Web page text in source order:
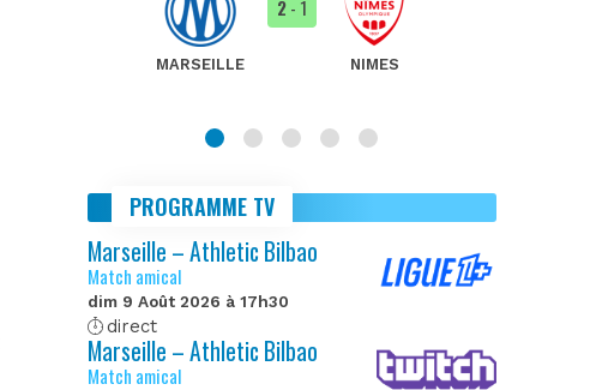
MARSEILLE
2- 1
NIMES
PROGRAMME TV
Marseille – Athletic Bilbao
Match amical
dim 9 Août 2026 à 17h30
direct
Marseille – Athletic Bilbao
Match amical